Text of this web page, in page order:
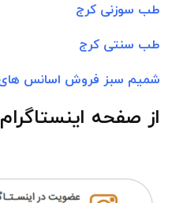
طب سوزنی کرج
طب سنتی کرج
شمیم سبز فروش اسانس
از صفحه